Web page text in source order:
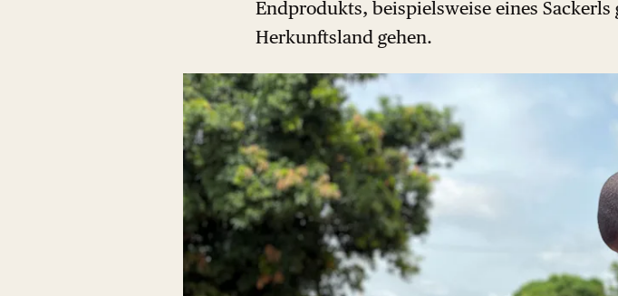
Endprodukts, beispielsweise eines
Herkunftsland gehen.